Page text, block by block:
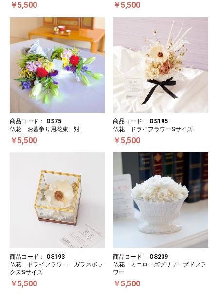
￥5,500 ￥5,500
商品コード： OS75
仏花 お墓参り用花束 対
￥5,500
商品コード： OS195
仏花 ドライフラワーSサイズ
￥5,500
商品コード： OS193
仏花 ドライフラワー ガラスボッ
クスSサイズ
￥5,500
商品コード： OS239
仏花 ミニローズプリザーブドフラ
ワー
￥5,500